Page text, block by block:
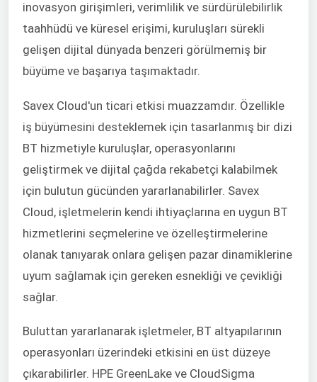
inovasyon girişimleri, verimlilik ve sürdürülebilirlik
taahhüdü ve küresel erişimi, kuruluşları sürekli
gelişen dijital dünyada benzeri görülmemiş bir
büyüme ve başarıya taşımaktadır.
Savex Cloud'un ticari etkisi muazzamdır. Özellikle
iş büyümesini desteklemek için tasarlanmış bir dizi
BT hizmetiyle kuruluşlar, operasyonlarını
geliştirmek ve dijital çağda rekabetçi kalabilmek
için bulutun gücünden yararlanabilirler. Savex
Cloud, işletmelerin kendi ihtiyaçlarına en uygun BT
hizmetlerini seçmelerine ve özelleştirmelerine
olanak tanıyarak onlara gelişen pazar dinamiklerine
uyum sağlamak için gereken esnekliği ve çevikliği
sağlar.
Buluttan yararlanarak işletmeler, BT altyapılarının
operasyonları üzerindeki etkisini en üst düzeye
çıkarabilirler. HPE GreenLake ve CloudSigma